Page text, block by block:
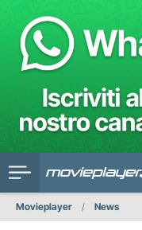
Movieplayer News